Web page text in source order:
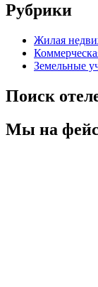
Рубрики
Жилая
Земельные
Поиск
Мы на